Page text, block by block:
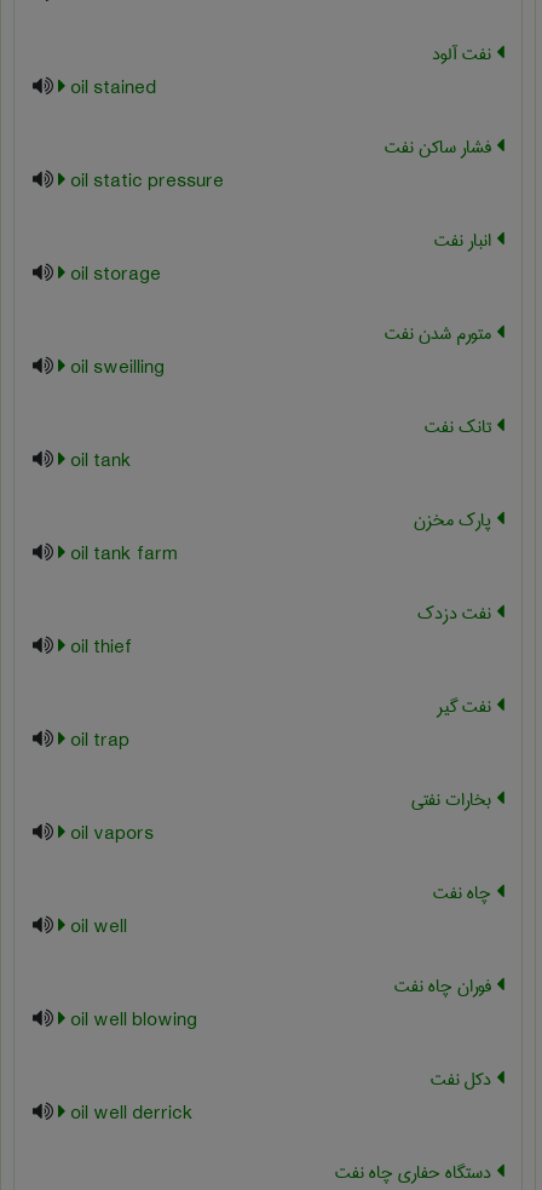
نفت آلود
oil stained
فشار ساکن نفت
oil static pressure
انبار نفت
oil storage
متورم شدن نفت
oil sweilling
تانک نفت
oil tank
پارک مخزن
oil tank farm
نفت دزدک
oil thief
نفت گیر
oil trap
بخارات نفتی
oil vapors
چاه نفت
oil well
فوران چاه نفت
oil well blowing
دکل نفت
oil well derrick
دستگاه حفاری چاه نفت